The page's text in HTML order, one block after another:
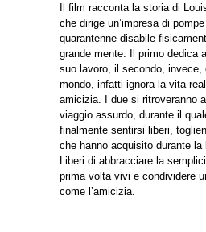
Il film racconta la storia di
che dirige un’impresa di
quarantenne disabile
grande mente. Il primo dedica
suo lavoro, il secondo, invece,
mondo, infatti ignora la vita
amicizia. I due si ritroveranno
viaggio assurdo, durante il
finalmente sentirsi liberi,
che hanno acquisito durante la
Liberi di abbracciare la
prima volta vivi e condividere
come l’amicizia.